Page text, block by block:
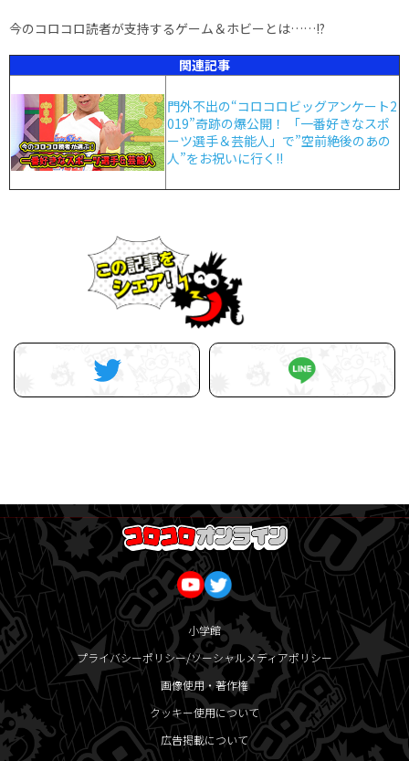
今のコロコロ読者が支持するゲーム＆ホビーとは……!?
関連記事
門外不出の“コロコロビッグアンケート2
019”奇跡の爆公開！ 「一番好きなスポ
ーツ選手＆芸能人」で”空前絶後のあの
人”をお祝いに行く!!
小学館
プライバシーポリシー/ソーシャルメディアポリシー
画像使用・著作権
クッキー使用について
広告掲載について